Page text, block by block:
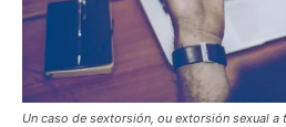
Un caso de sextorsión, ou extorsión sexual